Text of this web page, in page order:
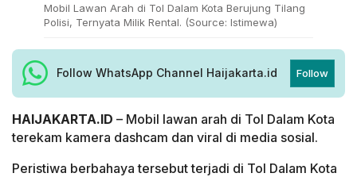
Mobil Lawan Arah di Tol Dalam Kota Berujung Tilang
Polisi, Ternyata Milik Rental. (Source: Istimewa)
Follow WhatsApp Channel Haijakarta.id Follow
HAIJAKARTA.ID – Mobil lawan arah di Tol Dalam Kota
terekam kamera dashcam dan viral di media sosial.
Peristiwa berbahaya tersebut terjadi di Tol Dalam Kota